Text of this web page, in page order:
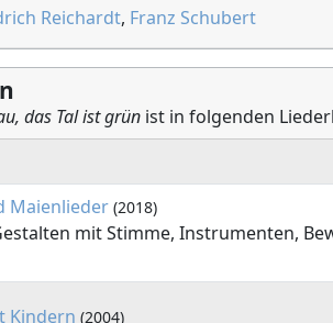
Reichardt, Franz Schubert
das Tal ist grün ist in folgenden
Maienlieder (2018)
mit Stimme, Instrumenten,
Kindern (2004)